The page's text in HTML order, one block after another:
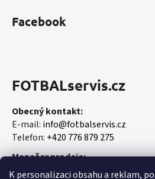
K personalizaci obsahu a reklam,
Facebook
FOTBALservis.cz
Obecný kontakt:
E-mail: info@fotbalservis.cz
Telefon: +420 776 879 275
Manažer prodeje:
Martin Vališ